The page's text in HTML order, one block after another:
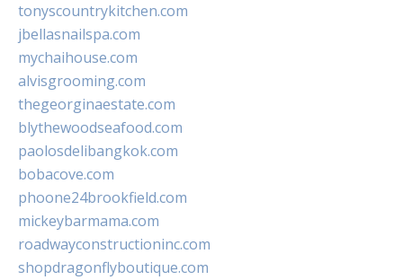
tonyscountrykitchen.com
jbellasnailspa.com
mychaihouse.com
alvisgrooming.com
thegeorginaestate.com
blythewoodseafood.com
paolosdelibangkok.com
bobacove.com
phoone24brookfield.com
mickeybarmama.com
roadwayconstructioninc.com
shopdragonflyboutique.com